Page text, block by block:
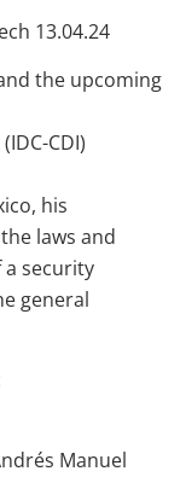
13.04.24
the upcoming
CDI)
his
laws and
security
general
Manuel